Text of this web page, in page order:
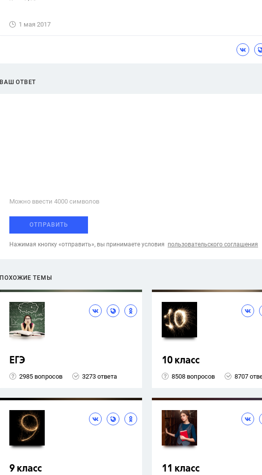
1 мая 2017
ВАШ ОТВЕТ
Можно ввести 4000 cимволов
ОТПРАВИТЬ
Нажимая кнопку «отправить», вы принимаете условия пользовательского соглашения
ПОХОЖИЕ ТЕМЫ
ЕГЭ
2985 вопросов 3273 ответа
10 класс
8508 вопросов 8707
9 класс 11 класс